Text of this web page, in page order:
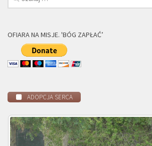
OFIARA NA MISJE. 'BÓG ZAPŁAĆ’
ADOPCJA SERCA